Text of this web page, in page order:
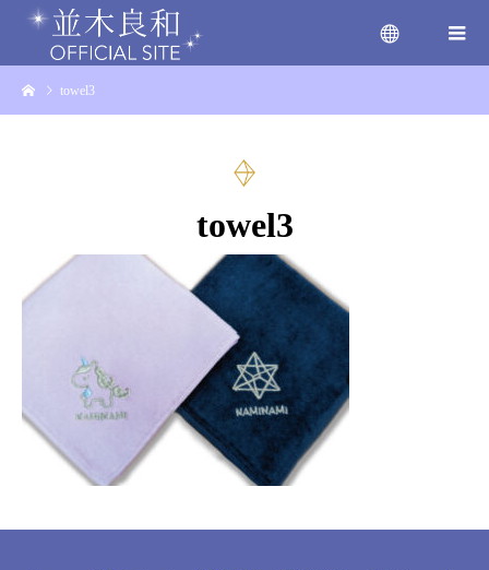
towel3
towel3